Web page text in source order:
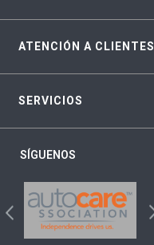
ATENCIÓN A CLIENTES
SERVICIOS
SÍGUENOS